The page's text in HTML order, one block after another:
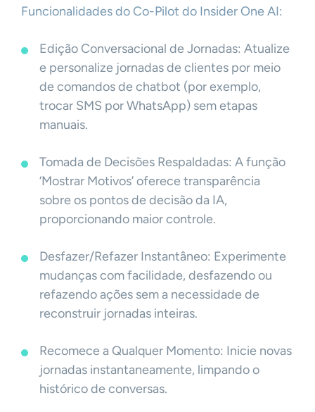
Funcionalidades do Co-Pilot do Insider One AI:
Edição Conversacional de Jornadas: Atualize
e personalize jornadas de clientes por meio
de comandos de chatbot (por exemplo,
trocar SMS por WhatsApp) sem etapas
manuais.
Tomada de Decisões Respaldadas: A função
‘Mostrar Motivos’ oferece transparência
sobre os pontos de decisão da IA,
proporcionando maior controle.
Desfazer/Refazer Instantâneo: Experimente
mudanças com facilidade, desfazendo ou
refazendo ações sem a necessidade de
reconstruir jornadas inteiras.
Recomece a Qualquer Momento: Inicie novas
jornadas instantaneamente, limpando o
histórico de conversas.